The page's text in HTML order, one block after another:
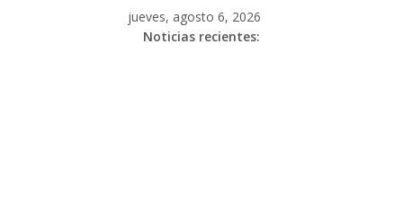
jueves, agosto 6, 2026
Noticias recientes: